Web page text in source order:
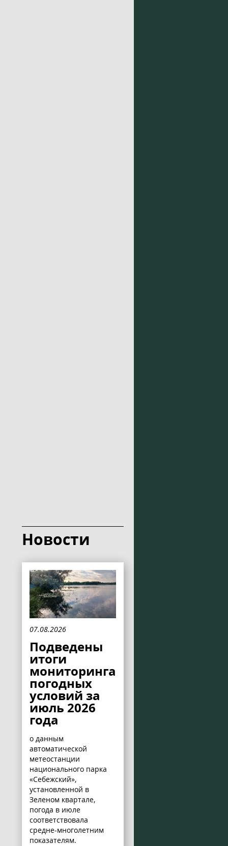
Новости
07.08.2026
Подведены
итоги
мониторинга
погодных
условий за
июль 2026
года
о данным
автоматической
метеостанции
национального парка
«Себежский»,
установленной в
Зеленом квартале,
погода в июле
соответствовала
средне-многолетним
показателям.